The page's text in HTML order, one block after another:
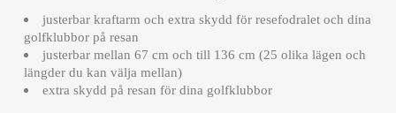
justerbar kraftarm och extra skydd för resefodralet och dina
golfklubbor på resan
justerbar mellan 67 cm och till 136 cm (25 olika lägen och
längder du kan välja mellan)
extra skydd på resan för dina golfklubbor